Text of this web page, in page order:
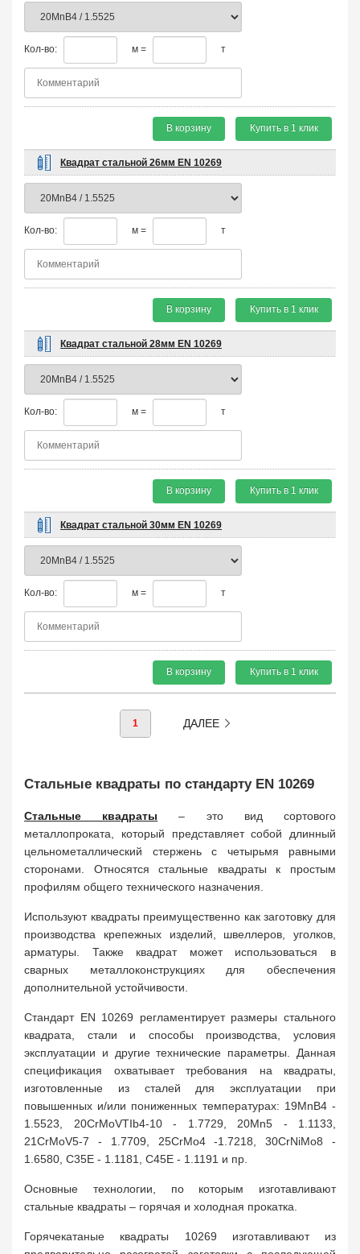
Кол-во: м = т
В корзину Купить в 1 клик
Квадрат стальной 26мм EN 10269
Кол-во: м = т
В корзину Купить в 1 клик
Квадрат стальной 28мм EN 10269
Кол-во: м = т
В корзину Купить в 1 клик
Квадрат стальной 30мм EN 10269
Кол-во: м = т
В корзину Купить в 1 клик
1 ДАЛЕЕ
Стальные квадраты по стандарту EN 10269
Стальные квадраты – это вид сортового
металлопроката, который представляет собой длинный
цельнометаллический стержень с четырьмя равными
сторонами. Относятся стальные квадраты к простым
профилям общего технического назначения.
Используют квадраты преимущественно как заготовку для
производства крепежных изделий, швеллеров, уголков,
арматуры. Также квадрат может использоваться в
сварных металлоконструкциях для обеспечения
дополнительной устойчивости.
Стандарт EN 10269 регламентирует размеры стального
квадрата, стали и способы производства, условия
эксплуатации и другие технические параметры. Данная
спецификация охватывает требования на квадраты,
изготовленные из сталей для эксплуатации при
повышенных и/или пониженных температурах: 19MnB4 -
1.5523, 20CrMoVTIb4-10 - 1.7729, 20Mn5 - 1.1133,
21CrMoV5-7 - 1.7709, 25CrMo4 -1.7218, 30CrNiMo8 -
1.6580, C35E - 1.1181, C45E - 1.1191 и пр.
Основные технологии, по которым изготавливают
стальные квадраты – горячая и холодная прокатка.
Горячекатаные квадраты 10269 изготавливают из